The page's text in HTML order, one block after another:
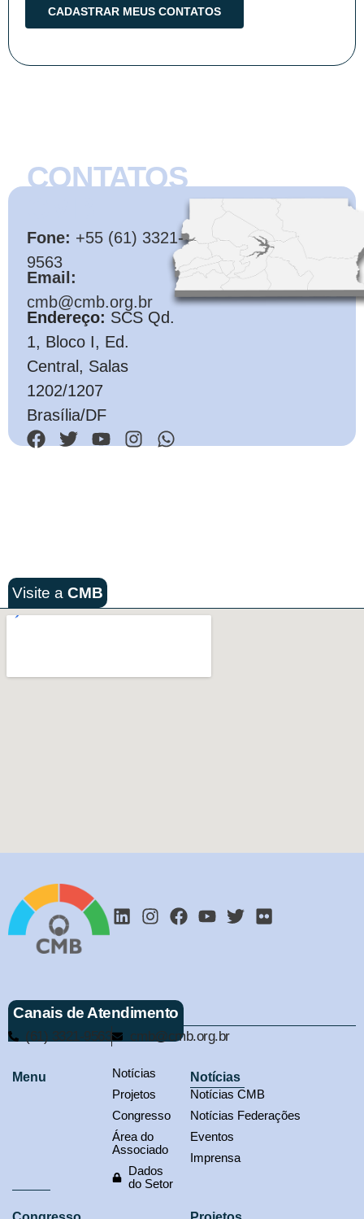
CONTATOS
Fone: +55 (61) 3321-
9563
Email:
cmb@cmb.org.br
Endereço: SCS Qd.
1, Bloco I, Ed.
Central, Salas
1202/1207
Brasília/DF
Visite a CMB
Canais de Atendimento
(61) 3321-9563 cmb@cmb.org.br
Menu
Notícias
Projetos
Congresso
Área do
Associado
Dados
do Setor
Notícias
Notícias CMB
Notícias Federações
Eventos
Imprensa